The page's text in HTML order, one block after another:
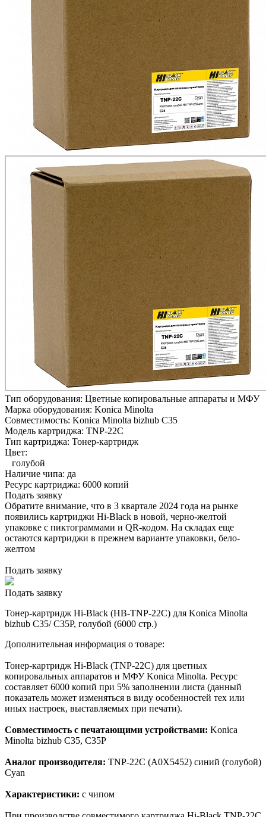
Тип оборудования: Цветные копировальные аппараты и МФУ
Марка оборудования: Konica Minolta
Совместимость: Konica Minolta bizhub C35
Модель картриджа: TNP-22C
Тип картриджа: Тонер-картридж
Цвет:
голубой
Наличие чипа: да
Ресурс картриджа: 6000 копий
Подать заявку
Обратите внимание, что в 3 квартале 2024 года на рынке
появились картриджи Hi-Black в новой, черно-желтой
упаковке с пиктограммами и QR-кодом. На складах еще
остаются картриджи в прежнем варианте упаковки, бело-
желтом
Подать заявку
Подать заявку
Тонер-картридж Hi-Black (HB-TNP-22C) для Konica Minolta
bizhub C35/ C35P, голубой (6000 стр.)
Дополнительная информация о товаре:
Тонер-картридж Hi-Black (TNP-22C) для цветных
копировальных аппаратов и МФУ Konica Minolta. Ресурс
составляет 6000 копий при 5% заполнении листа (данный
показатель может изменяться в виду особенностей тех или
иных настроек, выставляемых при печати).
Совместимость с печатающими устройствами: Konica
Minolta bizhub C35, C35P
Аналог производителя: TNP-22C (A0X5452) синий (голубой)
Cyan
Характеристики: с чипом